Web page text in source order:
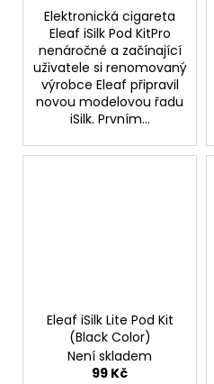
Elektronická cigareta
Eleaf iSilk Pod KitPro
nenáročné a začínající
uživatele si renomovaný
výrobce Eleaf připravil
novou modelovou řadu
iSilk. Prvním...
Eleaf iSilk Lite Pod Kit
(Black Color)
Není skladem
99 Kč